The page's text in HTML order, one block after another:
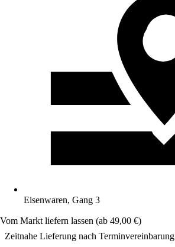
Eisenwaren, Gang 3
Vom Markt liefern lassen (ab 49,00 €)
Zeitnahe Lieferung nach Terminvereinbarung